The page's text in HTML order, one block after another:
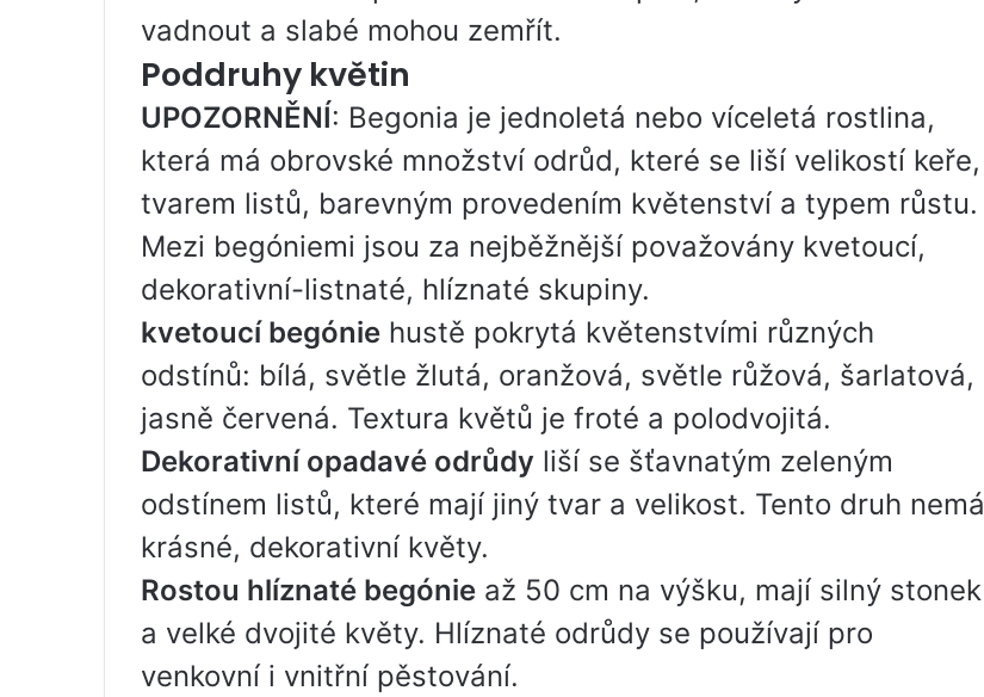
vadnout a slabé mohou zemřít.
Poddruhy květin
UPOZORNĚNÍ: Begonia je jednoletá nebo víceletá rostlina,
která má obrovské množství odrůd, které se liší velikostí keře,
tvarem listů, barevným provedením květenství a typem růstu.
Mezi begóniemi jsou za nejběžnější považovány kvetoucí,
dekorativní-listnaté, hlíznaté skupiny.
kvetoucí begónie hustě pokrytá květenstvími různých
odstínů: bílá, světle žlutá, oranžová, světle růžová, šarlatová,
jasně červená. Textura květů je froté a polodvojitá.
Dekorativní opadavé odrůdy liší se šťavnatým zeleným
odstínem listů, které mají jiný tvar a velikost. Tento druh nemá
krásné, dekorativní květy.
Rostou hlíznaté begónie až 50 cm na výšku, mají silný stonek
a velké dvojité květy. Hlíznaté odrůdy se používají pro
venkovní i vnitřní pěstování.